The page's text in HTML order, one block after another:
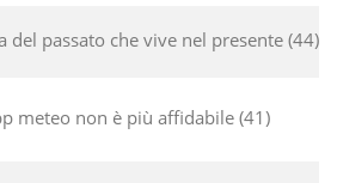
del passato che vive nel presente 44
meteo non è più affidabile 41